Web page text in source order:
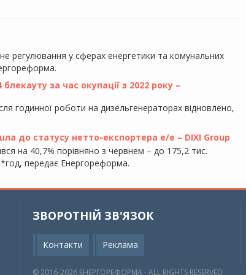
регулювання у сферах енергетики та комунальних
за час окупації з 2022 року –
годинної роботи на дизельгенераторах відновлено,
до статусу нетто-експортера е/е – DIXI Group
на 40,7% порівняно з червнем – до 175,2 тис.
передає Енергореформа.
ЗВОРОТНІЙ ЗВ'ЯЗОК
Контакти Реклама
© 2016-2026 EНЕРГОРЕФОРМА - ALL RIGHTS RESERVED